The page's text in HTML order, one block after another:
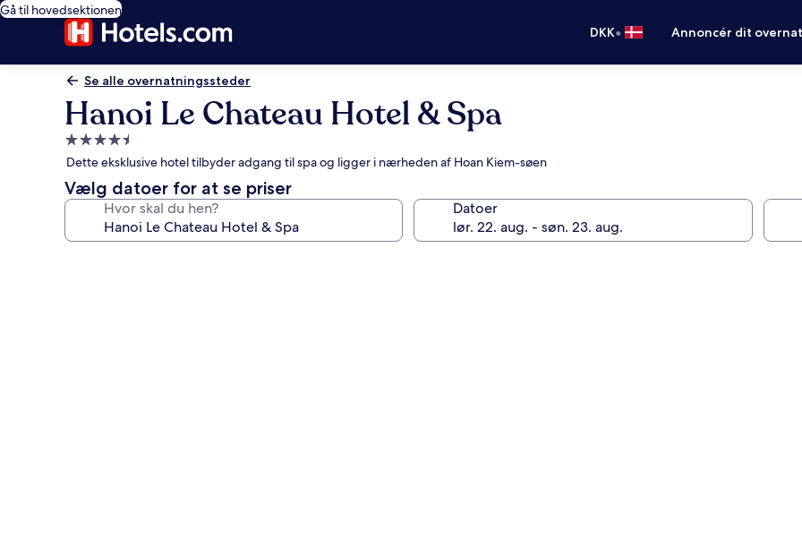
Gå til hovedsektionen
DKK• Annoncér dit
Se alle overnatningssteder
Hanoi Le Chateau Hotel & Spa
4.5-
stjernet
overnatningssted
Dette eksklusive hotel tilbyder adgang til spa og ligger i nærheden af Hoan Kiem-søen
Vælg datoer for at se priser
Hvor skal du hen? Datoer